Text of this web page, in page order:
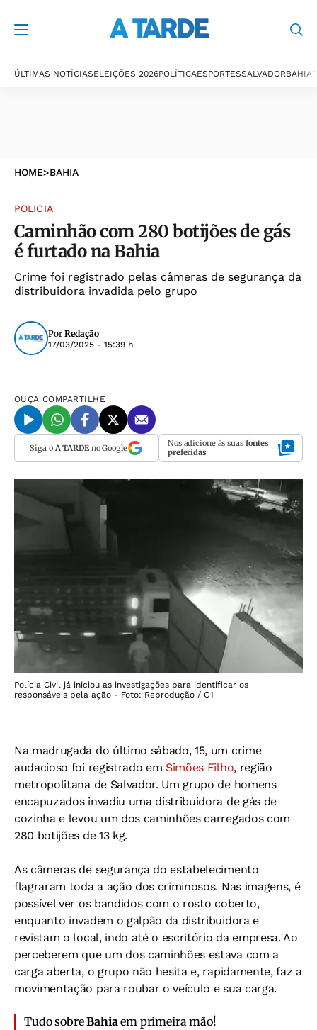
ÚLTIMAS NOTÍCIASELEIÇÕES 2026POLÍTICAESPORTESSALVADORBAHIA
HOME>BAHIA
POLÍCIA
Caminhão com 280 botijões de gás
é furtado na Bahia
Crime foi registrado pelas câmeras de segurança da
distribuidora invadida pelo grupo
Por Redação
17/03/2025 - 15:39 h
OUÇA COMPARTILHE
Siga o A TARDEno Google Nos adicione às suas fontes
preferidas
Polícia Civil já iniciou as investigações para identificar os
responsáveis pela ação - Foto: Reprodução / G1
Na madrugada do último sábado, 15, um crime
audacioso foi registrado em Simões Filho, região
metropolitana de Salvador. Um grupo de homens
encapuzados invadiu uma distribuidora de gás de
cozinha e levou um dos caminhões carregados com
280 botijões de 13 kg.
As câmeras de segurança do estabelecimento
flagraram toda a ação dos criminosos. Nas imagens, é
possível ver os bandidos com o rosto coberto,
enquanto invadem o galpão da distribuidora e
revistam o local, indo até o escritório da empresa. Ao
perceberem que um dos caminhões estava com a
carga aberta, o grupo não hesita e, rapidamente, faz a
movimentação para roubar o veículo e sua carga.
Tudo sobreBahiaem primeira mão!